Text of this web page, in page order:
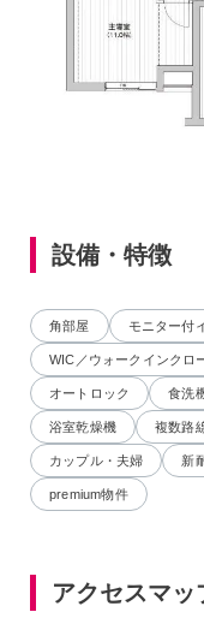
設備・特徴
角部屋 モニター付
WIC／ウォークインクロ
オートロック 食洗
浴室乾燥機 複数路
カップル・夫婦 新
premium物件
アクセスマッ